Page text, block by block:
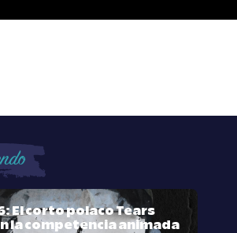
El corto polaco Tears
la competencia animada